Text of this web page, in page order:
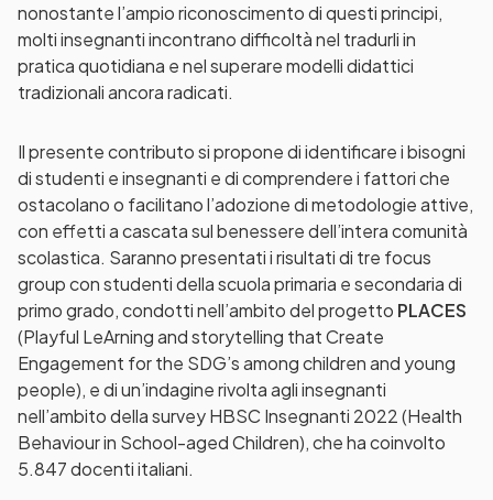
nonostante l’ampio riconoscimento di questi principi,
molti insegnanti incontrano difficoltà nel tradurli in
pratica quotidiana e nel superare modelli didattici
tradizionali ancora radicati.
Il presente contributo si propone di identificare i bisogni
di studenti e insegnanti e di comprendere i fattori che
ostacolano o facilitano l’adozione di metodologie attive,
con effetti a cascata sul benessere dell’intera comunità
scolastica. Saranno presentati i risultati di tre focus
group con studenti della scuola primaria e secondaria di
primo grado, condotti nell’ambito del progetto PLACES
(Playful LeArning and storytelling that Create
Engagement for the SDG’s among children and young
people), e di un’indagine rivolta agli insegnanti
nell’ambito della survey HBSC Insegnanti 2022 (Health
Behaviour in School-aged Children), che ha coinvolto
5.847 docenti italiani.